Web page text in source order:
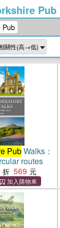
Pub
Pub
PubWalks：
routes
569